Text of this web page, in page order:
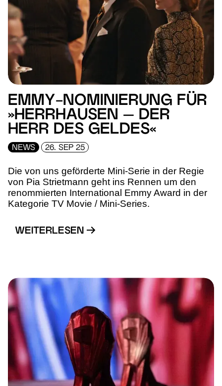
EMMY-NOMINIERUNG FÜR
»HERRHAUSEN – DER
HERR DES GELDES«
NEWS 26. SEP 25
Die von uns geförderte Mini-Serie in der Regie
von Pia Strietmann geht ins Rennen um den
renommierten International Emmy Award in der
Kategorie TV Movie / Mini-Series.
WEITERLESEN